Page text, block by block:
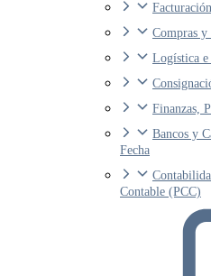
Compras y
Logística
Finanzas,
Bancos y
Fecha
Contable (PCC)